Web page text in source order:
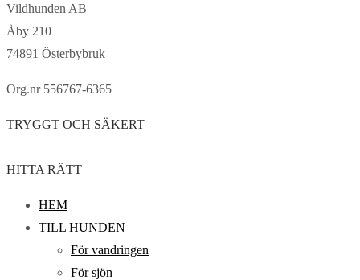
Vildhunden AB
Åby 210
74891 Österbybruk
Org.nr 556767-6365
TRYGGT OCH SÄKERT
HITTA RÄTT
HEM
TILL HUNDEN
För vandringen
För sjön